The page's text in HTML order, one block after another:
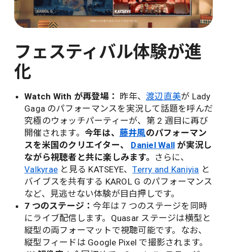
フェスティバル体験が進
化
Watch With が再登場： 昨年、 渡辺直美が Lady
Gaga のパフォーマンスを実況して話題を呼んだ
究極のウォッチパーティーが、第 2 週目に再び
開催されます。 今年は、 藤井風のパフォーマン
スを米国のクリエイター、
Daniel Wall が実況し
ながら視聴者と共に楽しみます。 さらに、​
Valkyrae と見る KATSEYE、Terry and Kaniyia と
バイブスを共有する KAROL G のパフォーマンス
など、見逃せない体験が目白押しです。
7 つのステージ：今年は 7 つのステージを同時
にライブ配信します。Quasar ステージは横型と
縦型の両フォーマットで視聴可能です。なお、
縦型フィードは Google Pixel で撮影されます。